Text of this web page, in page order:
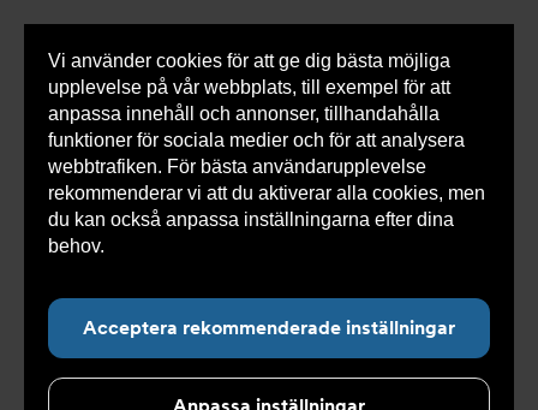
Vi använder cookies för att ge dig bästa möjliga
upplevelse på vår webbplats, till exempel för att
anpassa innehåll och annonser, tillhandahålla
funktioner för sociala medier och för att analysera
webbtrafiken. För bästa användarupplevelse
rekommenderar vi att du aktiverar alla cookies, men
du kan också anpassa inställningarna efter dina
behov.
Acceptera rekommenderade inställningar
0 varorSnabborder
Du
här:
Armatec > Produkter > Tryckavsäkring
>
Industriella säkerhetsventiler
> High performance
>
Säkerhetsventil AT 4542-
>
Säkerhetsventil AT 4542L4-